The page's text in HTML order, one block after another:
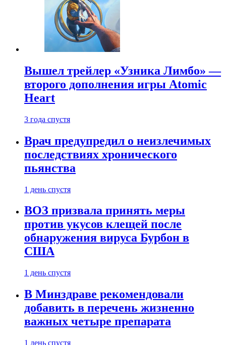
Вышел трейлер «Узника Лимбо» —
второго дополнения игры Atomic
Heart
3 года спустя
Врач предупредил о неизлечимых
последствиях хронического
пьянства
1 день спустя
ВОЗ призвала принять меры
против укусов клещей после
обнаружения вируса Бурбон в
США
1 день спустя
В Минздраве рекомендовали
добавить в перечень жизненно
важных четыре препарата
1 день спустя